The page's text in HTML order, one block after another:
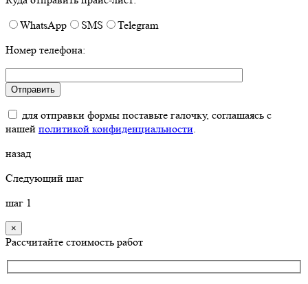
WhatsApp
SMS
Telegram
Номер телефона:
для отправки формы поставьте галочку, соглашаясь с
нашей политикой конфиденциальности.
назад
Следующий шаг
шаг 1
×
Рассчитайте стоимость работ